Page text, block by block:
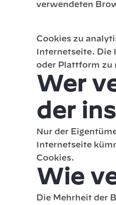
verwendeten
Cookies zu
Internetseite.
oder Plattform zu
Wer
der
Nur der
Internetseite
Cookies.
Wie
Die Mehrheit der